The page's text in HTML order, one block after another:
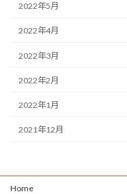
2022年5月
2022年4月
2022年3月
2022年2月
2022年1月
2021年12月
Home